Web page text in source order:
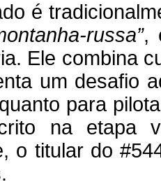
é
russa”,
Ele combina
um desafio
para
na etapa
o titular do